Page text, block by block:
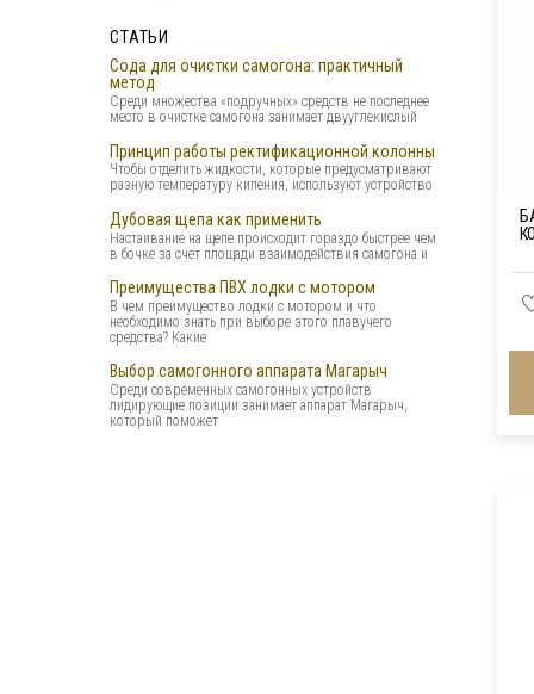
СТАТЬИ
Сода для очистки самогона: практичный
метод
Среди множества «подручных» средств не последнее
место в очистке самогона занимает двууглекислый
Принцип работы ректификационной колонны
Чтобы отделить жидкости, которые предусматривают
разную температуру кипения, используют устройство
Дубовая щепа как применить
Настаивание на щепе происходит гораздо быстрее чем
в бочке за счет площади взаимодействия самогона и
Преимущества ПВХ лодки с мотором
В чем преимущество лодки с мотором и что
необходимо знать при выборе этого плавучего
средства? Какие
Выбор самогонного аппарата Магарыч
Среди современных самогонных устройств
лидирующие позиции занимает аппарат Магарыч,
который поможет